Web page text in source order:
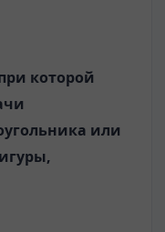
которой
или